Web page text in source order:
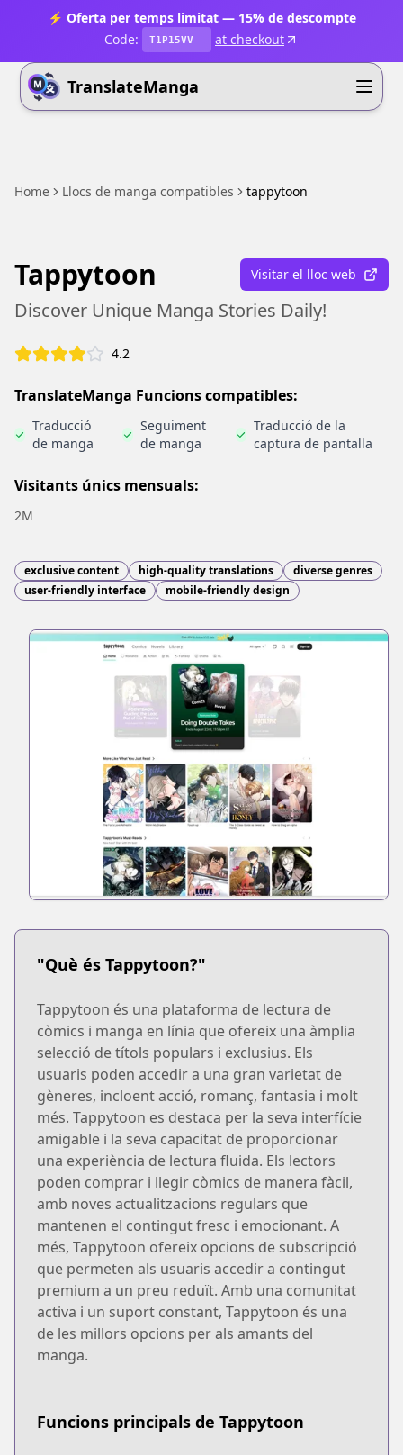
⚡ Oferta per temps limitat — 15% de descompte
Code:
T1P15VV at checkout
TranslateManga
Home Llocs de manga compatibles tappytoon
Tappytoon Visitar el lloc web
Discover Unique Manga Stories Daily!
4.2
TranslateManga Funcions compatibles:
Traducció
de manga
Seguiment
de manga
Traducció de la
captura de pantalla
Visitants únics mensuals:
2M
exclusive content high-quality translations
diverse genres
user-friendly interface
mobile-friendly design
"Què és Tappytoon?"
Tappytoon és una plataforma de lectura de
còmics i manga en línia que ofereix una àmplia
selecció de títols populars i exclusius. Els
usuaris poden accedir a una gran varietat de
gèneres, incloent acció, romanç, fantasia i molt
més. Tappytoon es destaca per la seva interfície
amigable i la seva capacitat de proporcionar
una experiència de lectura fluida. Els lectors
poden comprar i llegir còmics de manera fàcil,
amb noves actualitzacions regulars que
mantenen el contingut fresc i emocionant. A
més, Tappytoon ofereix opcions de subscripció
que permeten als usuaris accedir a contingut
premium a un preu reduït. Amb una comunitat
activa i un suport constant, Tappytoon és una
de les millors opcions per als amants del
manga.
Funcions principals de Tappytoon